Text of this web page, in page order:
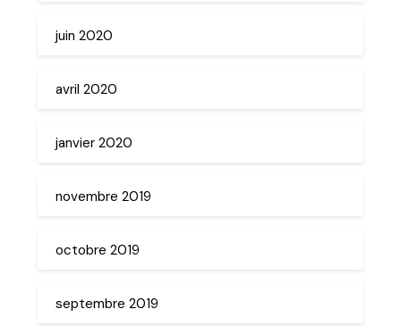
juin 2020
avril 2020
janvier 2020
novembre 2019
octobre 2019
septembre 2019